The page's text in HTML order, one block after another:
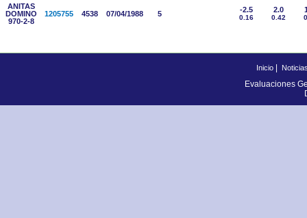
ANITAS
DOMINO
970-2-8
1205755 4538 07/04/1988 5 -2.5
0.16
2.0
0.42
Inicio|
Evaluaciones